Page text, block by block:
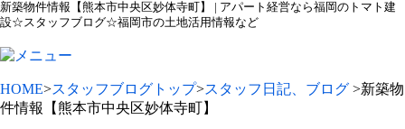
新築物件情報【熊本市中央区妙体寺町】 | アパート経営なら福岡のトマト建
設☆スタッフブログ☆福岡市の土地活用情報など
HOME>スタッフブログトップ>スタッフ日記、ブログ >新築物
件情報【熊本市中央区妙体寺町】